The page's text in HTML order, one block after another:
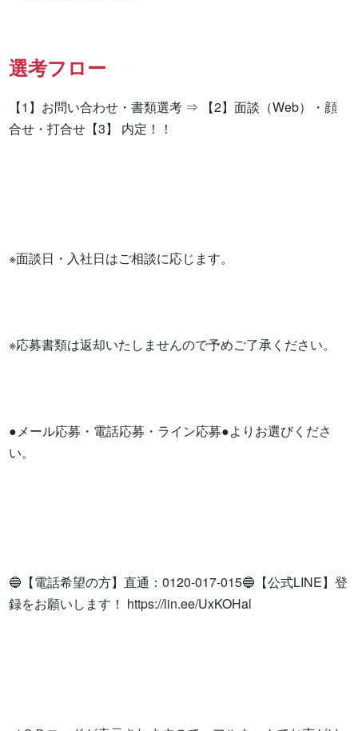
選考フロー
【1】お問い合わせ・書類選考 ⇒ 【2】面談（Web）・顔
合せ・打合せ【3】 内定！！
※面談日・入社日はご相談に応じます。
※応募書類は返却いたしませんので予めご了承ください。
●メール応募・電話応募・ライン応募●よりお選びくださ
い。
🔵【電話希望の方】直通：0120-017-015🔵【公式LINE】登
録をお願いします！ https://lin.ee/UxKOHal